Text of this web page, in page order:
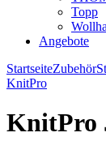
Topp
Angebote
StartseiteZubehör
KnitPro
KnitPro